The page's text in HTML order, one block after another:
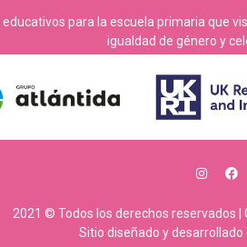
educativos para la escuela primaria que
igualdad de género y
2021 © Todos los derechos reservados |
Sitio diseñado y desarrollado